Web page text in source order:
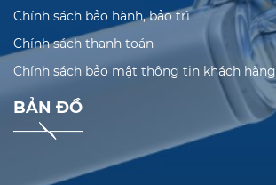
Chính sách bảo hành, bảo trì
Chính sách thanh toán
Chính sách bảo mật thông tin khách hàng
BẢN ĐỒ